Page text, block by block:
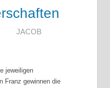
JACOB
jeweiligen
Franz gewinnen die